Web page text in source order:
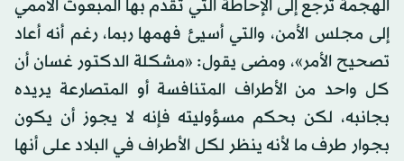
الهجمة ترجع إلى الإحاطة التي تقدم بها المبعوث الأممي
إلى مجلس الأمن، والتي أسيئ فهمها ربما، رغم أنه أعاد
تصحيح الأمر»، ومضى يقول: «مشكلة الدكتور غسان أن
كل واحد من الأطراف المتنافسة أو المتصارعة يريده
بجانبه، لكن بحكم مسؤوليته فإنه لا يجوز أن يكون
بجوار طرف ما لأنه ينظر لكل الأطراف في البلاد على أنها